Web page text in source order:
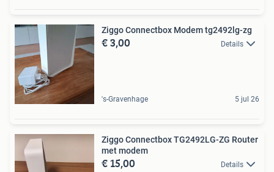
Ziggo Connectbox Modem tg2492lg-zg
€ 3,00 Details
's-Gravenhage 5 jul 26
Ziggo Connectbox TG2492LG-ZG Router
met modem
€ 15,00 Details